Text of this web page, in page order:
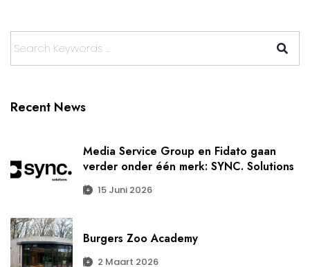
Recent News
Media Service Group en Fidato gaan
verder onder één merk: SYNC. Solutions
15 Juni 2026
Burgers Zoo Academy
2 Maart 2026